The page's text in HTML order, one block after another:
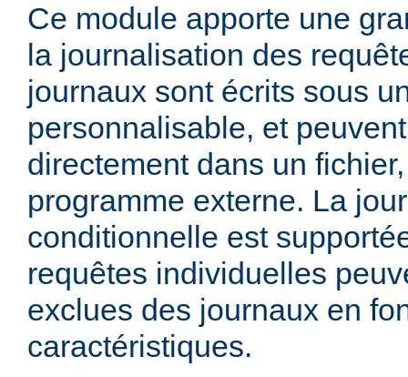
Ce module apporte une
la journalisation des
journaux sont écrits sous
personnalisable, et
directement dans un
programme externe. La
conditionnelle est
requêtes individuelles
exclues des journaux en
caractéristiques.